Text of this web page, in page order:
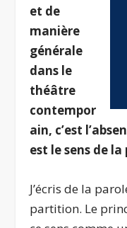
et de
manière
générale
dans le
théâtre
contempor
ain, c’est
est le sens de
J’écris de la
partition. Le